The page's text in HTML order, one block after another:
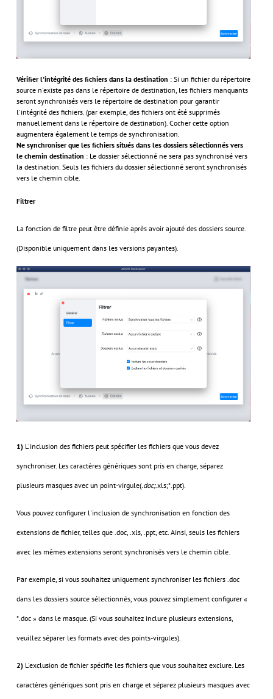
Vérifier l'intégrité des fichiers dans la destination : Si un fichier du répertoire
source n'existe pas dans le répertoire de destination, les fichiers manquants
seront synchronisés vers le répertoire de destination pour garantir
l'intégrité des fichiers. (par exemple, des fichiers ont été supprimés
manuellement dans le répertoire de destination). Cocher cette option
augmentera également le temps de synchronisation.
Ne synchroniser que les fichiers situés dans les dossiers sélectionnés vers
le chemin destination : Le dossier sélectionné ne sera pas synchronisé vers
la destination. Seuls les fichiers du dossier sélectionné seront synchronisés
vers le chemin cible.
Filtrer
La fonction de filtre peut être définie après avoir ajouté des dossiers source.
(Disponible uniquement dans les versions payantes).
1)L'inclusion des fichiers peut spécifier les fichiers que vous devez
synchroniser. Les caractères génériques sont pris en charge, séparez
plusieurs masques avec un point-virgule(.doc;.xls;*.ppt).
Vous pouvez configurer l'inclusion de synchronisation en fonction des
extensions de fichier, telles que .doc, .xls, .ppt, etc. Ainsi, seuls les fichiers
avec les mêmes extensions seront synchronisés vers le chemin cible.
Par exemple, si vous souhaitez uniquement synchroniser les fichiers .doc
dans les dossiers source sélectionnés, vous pouvez simplement configurer «
*.doc » dans le masque. (Si vous souhaitez inclure plusieurs extensions,
veuillez séparer les formats avec des points-virgules).
2)L'exclusion de fichier spécifie les fichiers que vous souhaitez exclure. Les
caractères génériques sont pris en charge et séparez plusieurs masques avec